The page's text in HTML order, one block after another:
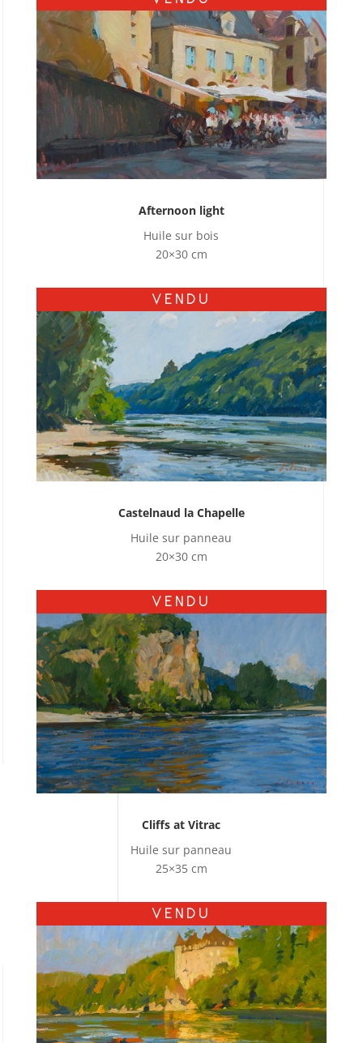
Afternoon light
Huile sur bois
20×30 cm
VENDU
Castelnaud la Chapelle
Huile sur panneau
20×30 cm
VENDU
Cliffs at Vitrac
Huile sur panneau
25×35 cm
VENDU